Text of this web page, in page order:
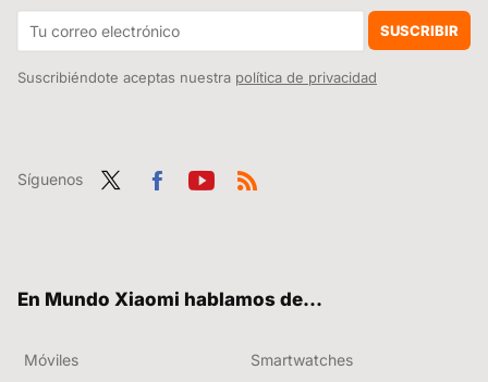
Qué uso tiene la rejilla de aire de la freidora de aire y por qué no debes quitarla, sácale provecho
SUSCRIBIR
Suscribiéndote aceptas nuestra política de privacidad
Síguenos
En Mundo Xiaomi hablamos de...
Móviles Smartwatches